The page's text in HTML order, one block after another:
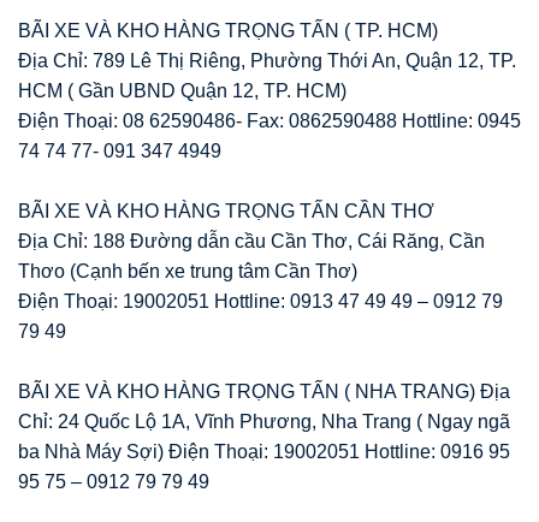
BÃI XE VÀ KHO HÀNG TRỌNG TẤN ( TP. HCM)
Địa Chỉ: 789 Lê Thị Riêng, Phường Thới An, Quận 12, TP.
HCM ( Gần UBND Quận 12, TP. HCM)
Điện Thoại: 08 62590486- Fax: 0862590488 Hottline: 0945
74 74 77- 091 347 4949
BÃI XE VÀ KHO HÀNG TRỌNG TẤN CẦN THƠ
Địa Chỉ: 188 Đường dẫn cầu Cần Thơ, Cái Răng, Cần
Thơo (Cạnh bến xe trung tâm Cần Thơ)
Điện Thoại: 19002051 Hottline: 0913 47 49 49 – 0912 79
79 49
BÃI XE VÀ KHO HÀNG TRỌNG TẤN ( NHA TRANG) Địa
Chỉ: 24 Quốc Lộ 1A, Vĩnh Phương, Nha Trang ( Ngay ngã
ba Nhà Máy Sợi) Điện Thoại: 19002051 Hottline: 0916 95
95 75 – 0912 79 79 49